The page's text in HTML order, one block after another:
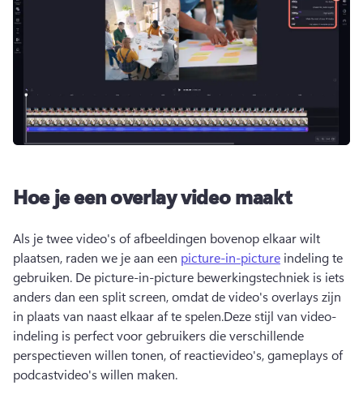
Hoe je een overlay video maakt
Als je twee video's of afbeeldingen bovenop elkaar wilt
plaatsen, raden we je aan een picture-in-picture indeling te
gebruiken. De picture-in-picture bewerkingstechniek is iets
anders dan een split screen, omdat de video's overlays zijn
in plaats van naast elkaar af te spelen.Deze stijl van video-
indeling is perfect voor gebruikers die verschillende
perspectieven willen tonen, of reactievideo's, gameplays of
podcastvideo's willen maken.